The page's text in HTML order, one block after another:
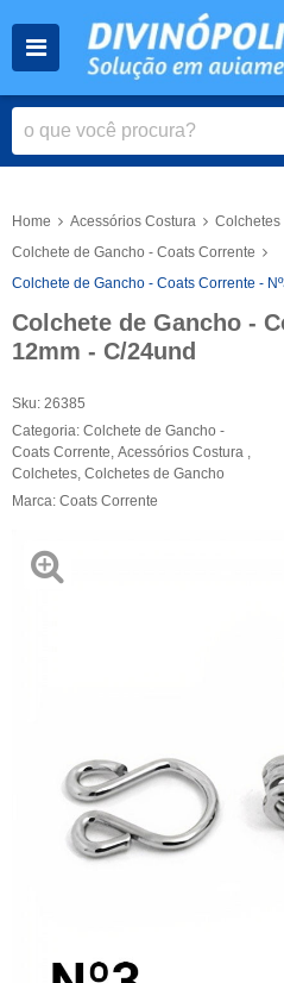
Home Acessórios Costura Colchetes
Colchete de Gancho - Coats Corrente
Colchete de Gancho - Coats Corrente -
Colchete de Gancho -
12mm - C/24und
Sku: 26385
Categoria: Colchete de Gancho -
Coats Corrente Acessórios Costura
Colchetes Colchetes de Gancho
Marca: Coats Corrente